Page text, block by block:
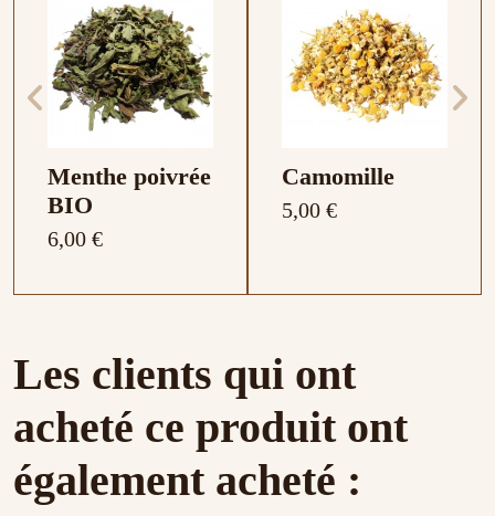
Menthe poivrée
BIO
6,00 €
Camomille
5,00 €
Cynorrhodon
Gingembre
Les clients qui ont
acheté ce produit ont
également acheté :